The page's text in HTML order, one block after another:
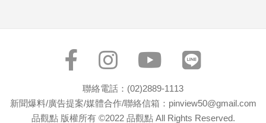
聯絡電話：(02)2889-1113
新聞爆料/廣告提案/媒體合作/聯絡信箱：pinview50@gmail.com
品觀點 版權所有 ©2022 品觀點 All Rights Reserved.